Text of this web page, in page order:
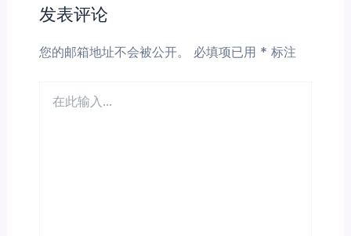
发表评论
您的邮箱地址不会被公开。 必填项已用 * 标注